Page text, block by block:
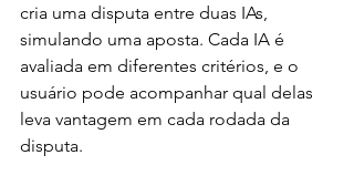
cria uma disputa entre duas IAs,
simulando uma aposta. Cada IA é
avaliada em diferentes critérios, e o
usuário pode acompanhar qual delas
leva vantagem em cada rodada da
disputa.